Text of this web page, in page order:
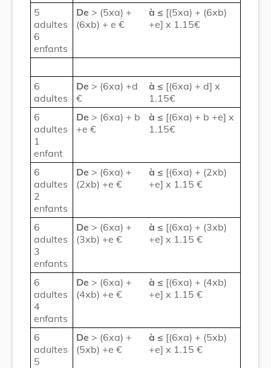
5
adultes
6
enfants
De > (5xa) +
(6xb) + e €
à ≤ [(5xa) + (6xb)
+e] x 1.15€
6
adultes
De > (6xa) +d
€
à ≤ [(6xa) + d] x
1.15€
6
adultes
1
enfant
De > (6xa) + b
+e €
à ≤ [(6xa) + b +e] x
1.15€
6
adultes
2
enfants
De > (6xa) +
(2xb) +e €
à ≤ [(6xa) + (2xb)
+e] x 1.15 €
6
adultes
3
enfants
De > (6xa) +
(3xb) +e €
à ≤ [(6xa) + (3xb)
+e] x 1.15 €
6
adultes
4
enfants
De > (6xa) +
(4xb) +e €
à ≤ [(6xa) + (4xb)
+e] x 1.15 €
6
adultes
5
De > (6xa) +
(5xb) +e €
à ≤ [(6xa) + (5xb)
+e] x 1.15 €